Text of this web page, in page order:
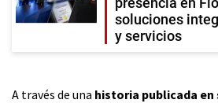
soluciones
y servicios
A través de una historia publicada en